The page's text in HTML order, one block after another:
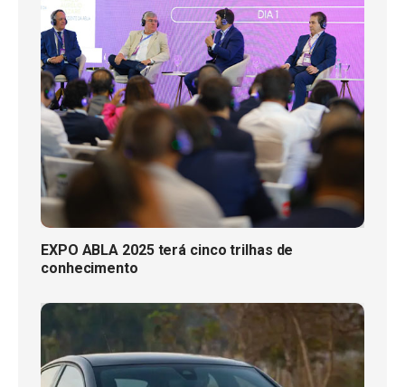
EXPO ABLA 2025 terá cinco trilhas de
conhecimento